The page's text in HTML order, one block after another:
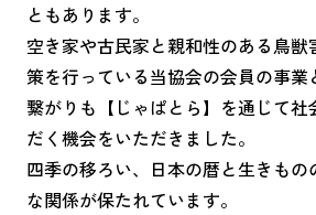
ともあります。
空き家や古民家と親和性のある鳥
策を行っている当協会の会員の事業
繋がりも【じゃぱとら】を通じて社
だく機会をいただきました。
四季の移ろい、日本の暦と生きも
な関係が保たれています。